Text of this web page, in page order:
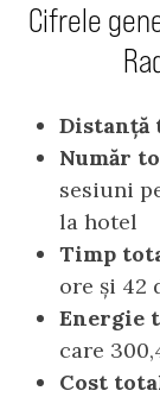
Cifrele
Distanță
Număr
sesiuni
la hotel
Timp
ore și 42
Energie
care
Cost